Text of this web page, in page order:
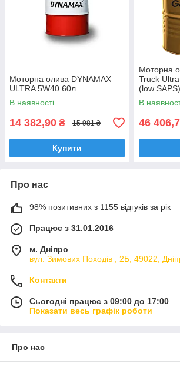
Моторна олива DYNAMAX
ULTRA 5W40 60л
В наявності
14 382,90 ₴ 15 981 ₴
Купити
Моторна
Truck
(low
В
46
Про нас
98% позитивних з 1155 відгуків за рік
Працює з 31.01.2016
м. Дніпро
вул. Зимових Походiв , 2Б, 49022,
Контакти
Сьогодні працює з 09:00 до 17:00
Показати весь графік роботи
Про нас